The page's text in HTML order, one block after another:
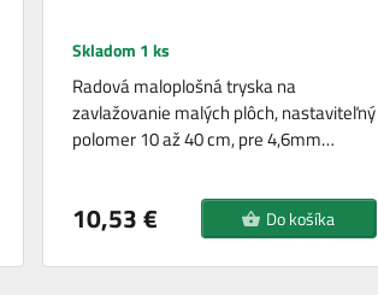
Skladom 1 ks
Radová maloplošná tryska na
zavlažovanie malých plôch, nastaviteľný
polomer 10 až 40 cm, pre 4,6mm…
10,53 € Do košíka